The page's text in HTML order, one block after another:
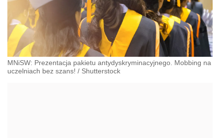
MNiSW: Prezentacja pakietu antydyskryminacyjnego. Mobbing na
uczelniach bez szans! / Shutterstock